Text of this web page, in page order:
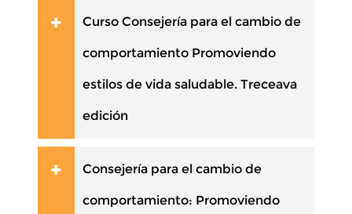
Curso Consejería para el cambio de
comportamiento Promoviendo
estilos de vida saludable. Treceava
edición
Consejería para el cambio de
comportamiento: Promoviendo